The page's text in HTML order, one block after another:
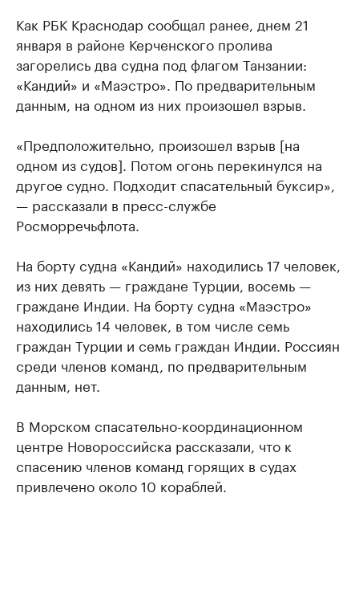
Как РБК Краснодар сообщал ранее, днем 21
января в районе Керченского пролива
загорелись два судна под флагом Танзании:
«Кандий» и «Маэстро». По предварительным
данным, на одном из них произошел взрыв.
«Предположительно, произошел взрыв [на
одном из судов]. Потом огонь перекинулся на
другое судно. Подходит спасательный буксир»,
— рассказали в пресс-службе
Росморречьфлота.
На борту судна «Кандий» находились 17 человек,
из них девять — граждане Турции, восемь —
граждане Индии. На борту судна «Маэстро»
находились 14 человек, в том числе семь
граждан Турции и семь граждан Индии. Россиян
среди членов команд, по предварительным
данным, нет.
В Морском спасательно-координационном
центре Новороссийска рассказали, что к
спасению членов команд горящих в судах
привлечено около 10 кораблей.